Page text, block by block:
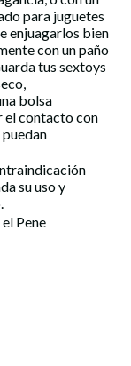
para juguetes
enjuagarlos bien
con un paño
tus sextoys
bolsa
el contacto con
su uso y
Pene